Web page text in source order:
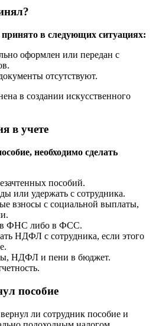
в следующих ситуациях:
оформлен или передан с
отсутствуют.
в создании искусственного
в учете
необходимо сделать
пособий.
или удержать с сотрудника.
взносы с социальной выплаты,
в ФНС либо в ФСС.
НДФЛ с сотрудника, если этого
НДФЛ и пени в бюджет.
пособие
ли сотрудник пособие и